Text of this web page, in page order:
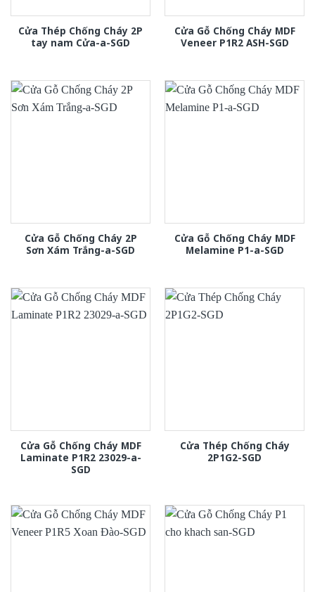
Cửa Thép Chống Cháy 2P
tay nam Cửa-a-SGD
Cửa Gỗ Chống Cháy MDF
Veneer P1R2 ASH-SGD
Cửa Gỗ Chống Cháy 2P
Sơn Xám Trắng-a-SGD
Cửa Gỗ Chống Cháy MDF
Melamine P1-a-SGD
Cửa Gỗ Chống Cháy MDF
Laminate P1R2 23029-a-
SGD
Cửa Thép Chống Cháy
2P1G2-SGD